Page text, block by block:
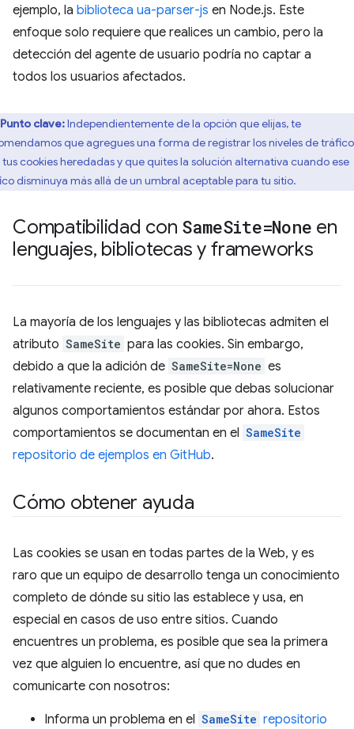
ejemplo, la biblioteca ua-parser-js en Node.js. Este
enfoque solo requiere que realices un cambio, pero la
detección del agente de usuario podría no captar a
todos los usuarios afectados.
Punto clave:Independientemente de la opción que elijas, te
que agregues una forma de registrar los niveles de tráfico
cookies heredadas y que quites la solución alternativa cuando ese
disminuya más allá de un umbral aceptable para tu sitio.
Compatibilidad con SameSite=None en
lenguajes, bibliotecas y frameworks
La mayoría de los lenguajes y las bibliotecas admiten el
atributo SameSite para las cookies. Sin embargo,
debido a que la adición de SameSite=None es
relativamente reciente, es posible que debas solucionar
algunos comportamientos estándar por ahora. Estos
comportamientos se documentan en el SameSite
repositorio de ejemplos en GitHub.
Cómo obtener ayuda
Las cookies se usan en todas partes de la Web, y es
raro que un equipo de desarrollo tenga un conocimiento
completo de dónde su sitio las establece y usa, en
especial en casos de uso entre sitios. Cuando
encuentres un problema, es posible que sea la primera
vez que alguien lo encuentre, así que no dudes en
comunicarte con nosotros:
Informa un problema en el SameSite repositorio